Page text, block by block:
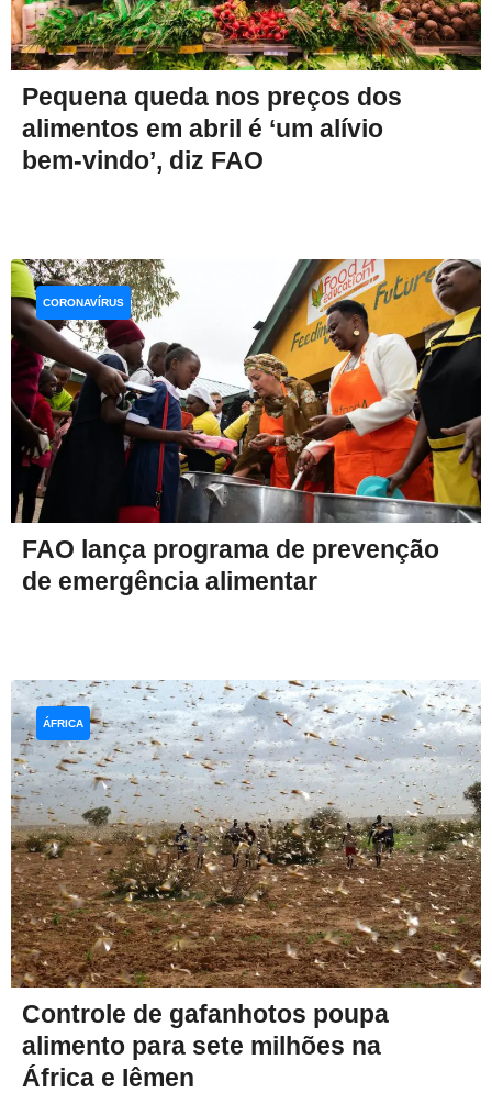
Pequena queda nos preços dos
alimentos em abril é ‘um alívio
bem-vindo’, diz FAO
FAO lança programa de prevenção
de emergência alimentar
CORONAVÍRUS
Controle de gafanhotos poupa
alimento para sete milhões na
África e Iêmen
ÁFRICA